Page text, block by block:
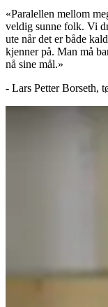
«Paralellen mellom
veldig sunne folk. Vi
ute når det er både
kjenner på. Man må
nå sine mål.»
- Lars Petter Borseth,